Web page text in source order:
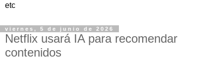
etc
viernes, 5 de junio de 2026
Netflix usará IA para recomendar
contenidos